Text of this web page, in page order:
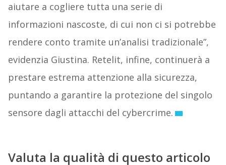
aiutare a cogliere tutta una serie di
informazioni nascoste, di cui non ci si potrebbe
rendere conto tramite un’analisi tradizionale”,
evidenzia Giustina. Retelit, infine, continuerà a
prestare estrema attenzione alla sicurezza,
puntando a garantire la protezione del singolo
sensore dagli attacchi del cybercrime.
Valuta la qualità di questo articolo